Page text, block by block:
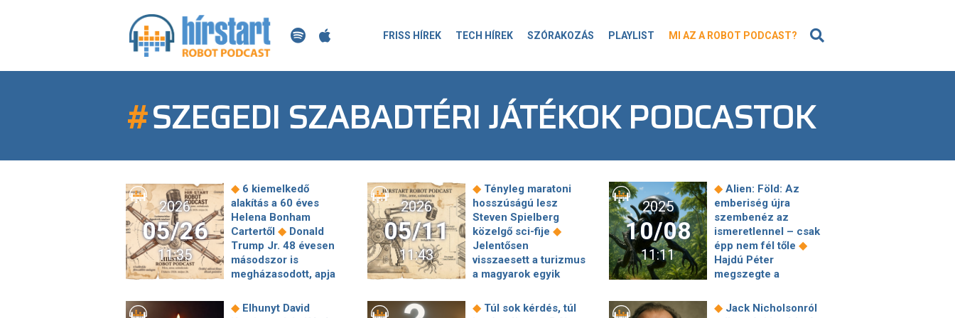
FRISS HÍREK TECH HÍREK SZÓRAKOZÁS PLAYLIST MI AZ A ROBOT PODCAST?
#SZEGEDI SZABADTÉRI JÁTÉKOK PODCASTOK
2026
05/26
11:35
◆ 6 kiemelkedő
alakítás a 60 éves
Helena Bonham
Cartertől ◆ Donald
Trump Jr. 48 évesen
másodszor is
megházasodott, apja
esküvőre: "Nem jó az
2026
05/11
11:43
◆ Tényleg maratoni
hosszúságú lesz
Steven Spielberg
közelgő sci-fije ◆
Jelentősen
visszaesett a turizmus
a magyarok egyik
nyaralóhelyén, de már
2025
10/08
11:11
◆ Alien: Föld: Az
emberiség újra
szembenéz az
ismeretlennel – csak
épp nem fél tőle ◆
Hajdú Péter
megszegte a
mutatjuk, mi a
◆ Elhunyt David
◆ Túl sok kérdés, túl
◆ Jack Nicholsonról